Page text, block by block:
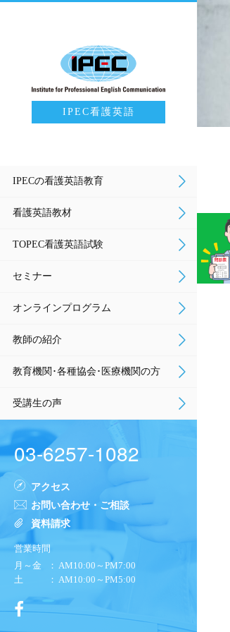
IPEC看護英語
IPECの看護英語教育
看護英語教材
TOPEC看護英語試験
セミナー
オンラインプログラム
教師の紹介
教育機関･各種協会･医療機関の方
受講生の声
03-6257-1082
アクセス
お問い合わせ・ご相談
資料請求
営業時間
月～金
： AM10:00～PM7:00
土
： AM10:00～PM5:00